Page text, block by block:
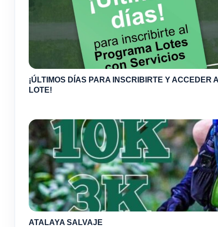
¡ÚLTIMOS DÍAS PARA INSCRIBIRTE Y ACCEDER
LOTE!
ATALAYA SALVAJE